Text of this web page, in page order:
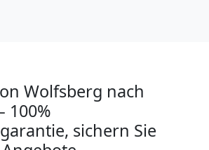
Wolfsberg nach
100%
sichern Sie